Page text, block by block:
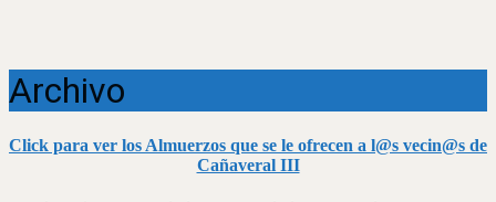
Archivo
Click para ver los Almuerzos que se le ofrecen a l@s vecin@s de
Cañaveral III